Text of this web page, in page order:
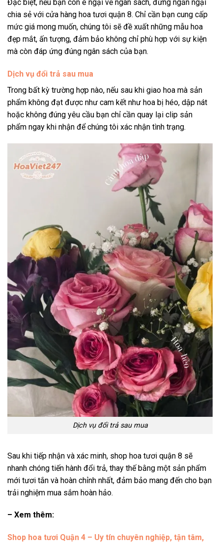
Đặc biệt, nếu bạn còn e ngại về ngân sách, đừng ngần ngại
chia sẻ với cửa hàng hoa tươi quận 8. Chỉ cần bạn cung cấp
mức giá mong muốn, chúng tôi sẽ đề xuất những mẫu hoa
đẹp mắt, ấn tượng, đảm bảo không chỉ phù hợp với sự kiện
mà còn đáp ứng đúng ngân sách của bạn.
Dịch vụ đổi trả sau mua
Trong bất kỳ trường hợp nào, nếu sau khi giao hoa mà sản
phẩm không đạt được như cam kết như hoa bị héo, dập nát
hoặc không đúng yêu cầu bạn chỉ cần quay lại clip sản
phẩm ngay khi nhận để chúng tôi xác nhận tình trạng.
Dịch vụ đổi trả sau mua
Sau khi tiếp nhận và xác minh, shop hoa tươi quận 8 sẽ
nhanh chóng tiến hành đổi trả, thay thế bằng một sản phẩm
mới tươi tắn và hoàn chỉnh nhất, đảm bảo mang đến cho bạn
trải nghiệm mua sắm hoàn hảo.
– Xem thêm:
Shop hoa tươi Quận 4 – Uy tín chuyên nghiệp, tận tâm,